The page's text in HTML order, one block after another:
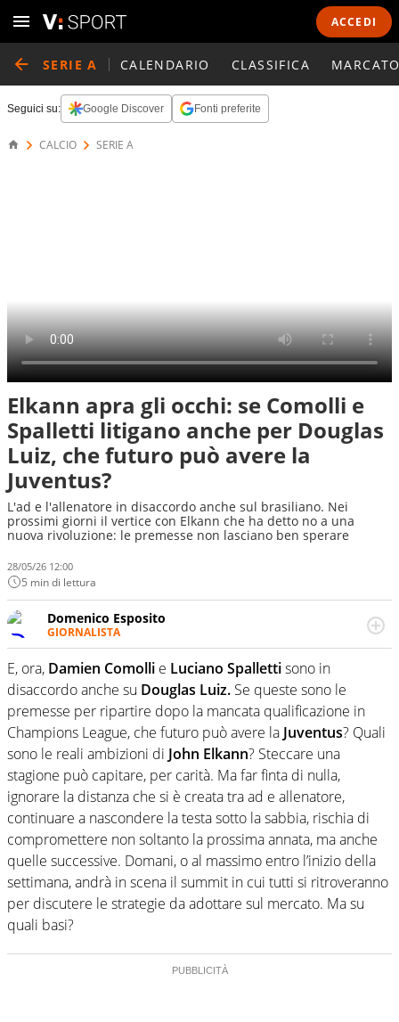
ACCEDI
SERIE A CALENDARIO CLASSIFICA
Seguici su: Google Discover Fonti preferite
CALCIO SERIE A
Elkann apra gli occhi: se Comolli e
Spalletti litigano anche per Douglas
Luiz, che futuro può avere la
Juventus?
L'ad e l'allenatore in disaccordo anche sul brasiliano. Nei
prossimi giorni il vertice con Elkann che ha detto no a una
nuova rivoluzione: le premesse non lasciano ben sperare
28/05/26 12:00
5 min di lettura
Domenico Esposito
GIORNALISTA
Da vent’anni in campo e sul campo per vivere ogni evento
in tutte le sue sfaccettature. Passione smisurata per il
calcio e per la sfera di cuoio. Il pallone è una cosa
serissima, guai a dirgli di no
E, ora, Damien Comolli e Luciano Spallettisono in
disaccordo anche su Douglas Luiz. Se queste sono le
premesse per ripartire dopo la mancata qualificazione in
Champions League, che futuro può avere la Juventus? Quali
sono le reali ambizioni di John Elkann? Steccare una
stagione può capitare, per carità. Ma far finta di nulla,
ignorare la distanza che si è creata tra ad e allenatore,
continuare a nascondere la testa sotto la sabbia, rischia di
compromettere non soltanto la prossima annata, ma anche
quelle successive. Domani, o al massimo entro l’inizio della
settimana, andrà in scena il summit in cui tutti si ritroveranno
per discutere le strategie da adottare sul mercato. Ma su
quali basi?